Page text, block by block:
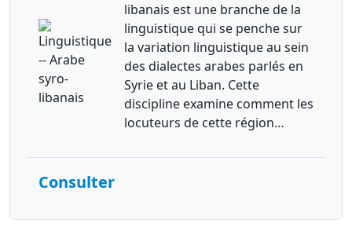
libanais est une branche de la
linguistique qui se penche sur
la variation linguistique au sein
des dialectes arabes parlés en
Syrie et au Liban. Cette
discipline examine comment les
locuteurs de cette région…
Consulter